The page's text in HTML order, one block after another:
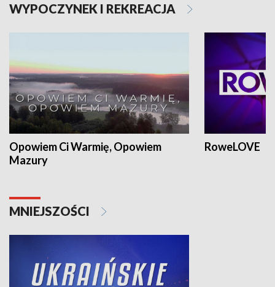
WYPOCZYNEK I REKREACJA
Opowiem Ci Warmię, Opowiem
Mazury
RoweLOVE
MNIEJSZOŚCI